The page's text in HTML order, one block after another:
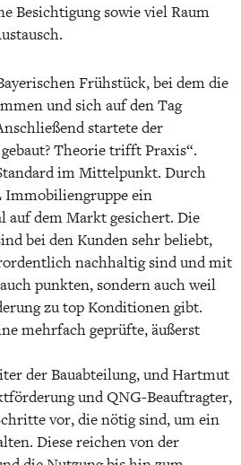
Besichtigung sowie viel Raum
Frühstück, bei dem die
und sich auf den Tag
startete der
Theorie trifft Praxis“.
im Mittelpunkt. Durch
Immobiliengruppe ein
auf dem Markt gesichert. Die
bei den Kunden sehr beliebt,
nachhaltig sind und mit
punkten, sondern auch weil
zu top Konditionen gibt.
mehrfach geprüfte, äußerst
der Bauabteilung, und Hartmut
und QNG-Beauftragter,
vor, die nötig sind, um ein
Diese reichen von der